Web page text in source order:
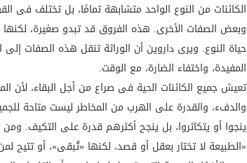
الكائنات من النوع الواحد متشابهة تمامًا، بل تختلف فى
وبعض الصفات الأخرى. هذه الفروق قد تبدو صغيرة، لكنها
حياة النوع. ويرى داروين أن الوراثة تنقل هذه الصفات إلى
المفيدة، واختفاء الضارة، مع الوقت.
تعيش جميع الكائنات الحية فى صراع من أجل البقاء، لأن
والدفء، والقدرة على الهرب من المخاطر ليست متاحة
ينجوا أو يتكاثروا، بل ينجح أكثرهم قدرة على التكيف.
«الطبيعة لا تختار بعقل أو قصد، لكنها «تُبقى»، أو